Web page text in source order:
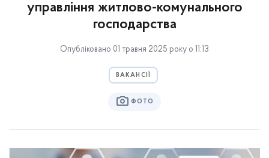
управління житлово-комунального
господарства
Опубліковано 01 травня 2025 року о 11:13
ВАКАНСІЇ
ФОТО